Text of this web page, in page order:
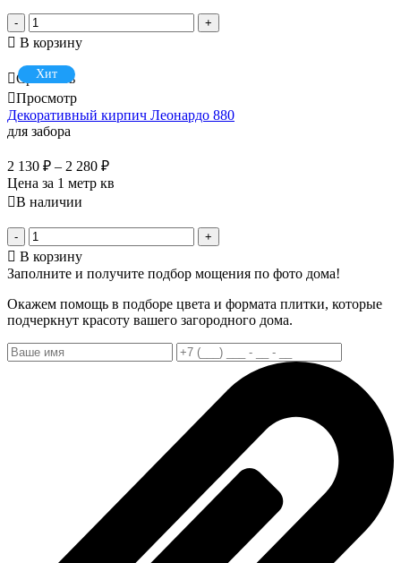
- +
В корзину
Хит
Сравнить
Просмотр
Декоративный кирпич Леонардо 880
для забора
2 130 ₽ – 2 280 ₽
Цена за 1 метр кв
В наличии
- +
В корзину
Заполните и получите подбор мощения по фото дома!
Окажем помощь в подборе цвета и формата плитки, которые
подчеркнут красоту вашего загородного дома.